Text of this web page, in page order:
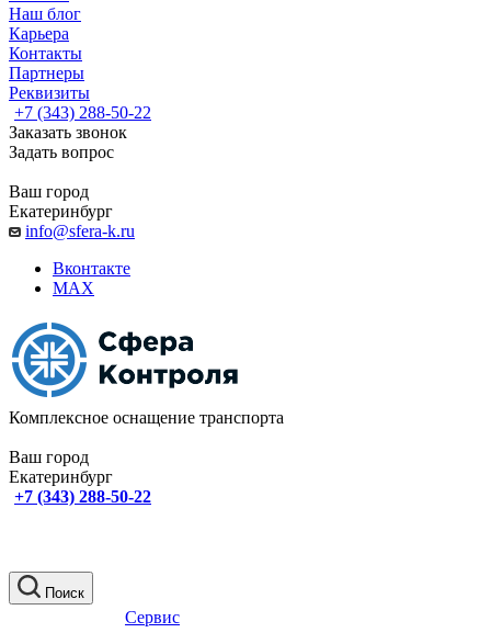
Наш блог
Карьера
Контакты
Партнеры
Реквизиты
+7 (343) 288-50-22
Заказать звонок
Задать вопрос
Ваш город
Екатеринбург
info@sfera-k.ru
Вконтакте
MAX
Комплексное оснащение транспорта
Ваш город
Екатеринбург
+7 (343) 288-50-22
Поиск
Сервис